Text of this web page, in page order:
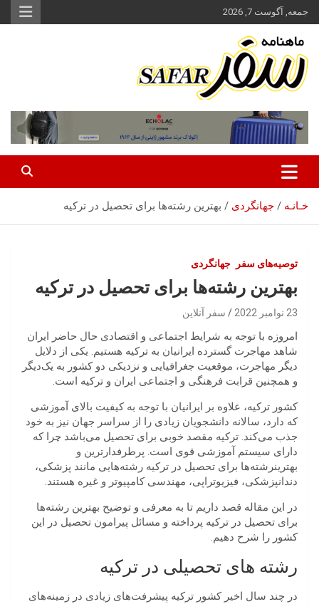
محتوا
بروید
جمعه, آگوست 7, 2026
سفر آنلاین
خـانـه جهانگردی بهترین رشته‌ها برای تحصیل در ترکیه
توصیه‌های سفر جهانگردی
بهترین رشته‌ها برای تحصیل در ترکیه
23 نوامبر 2022 سفر آنلاین
امروزه با توجه به شرایط اجتماعی و اقتصادی حال حاضر ایران
شاهد مهاجرت گسترده ایرانیان به ترکیه هستیم. یکی از دلایل
دیگر مهاجرت، موقعیت جغرافیایی و نزدیکی دو کشور به یک‌دیگر
و همچنین قرابت فرهنگی و اجتماعی ایران و ترکیه است.
کشور ترکیه، علاوه بر ایرانیان با توجه به کیفیت بالای آموزشی
که دارد، سالانه دانشجویان زیادی را از سراسر جهان نیز به خود
جذب می‌کند. ترکیه مقصد خوبی برای تحصیل می‌باشد چرا که
دارای سیستم آموزشی قوی است. پرطرفدارترین و
بهترینرشتهها برای تحصیل در ترکیه رشته‌هایی مانند پزشکی،
دندانپزشکی، فیزیوتراپی، مهندسی کامپیوتر و غیره هستند.
در این مقاله قصد داریم تا به معرفی و توضیح بهترین رشتهها
برای تحصیل در ترکیه پرداخته و مسائل پیرامون تحصیل در این
کشور را شرح دهیم.
رشته های تحصیلی در ترکیه
در چند سال اخیر کشور ترکیه پیشرفت‌های زیادی در زمینه‌های